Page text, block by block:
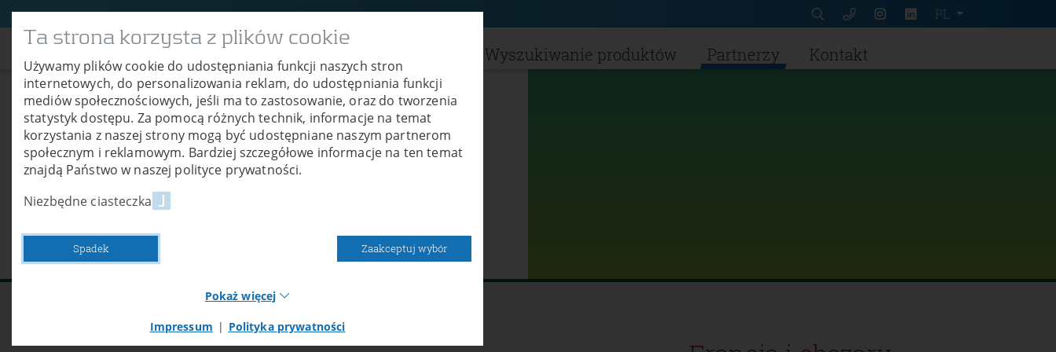
PL
Wyszukiwanie produktów Partnerzy Kontakt
EBERL Nasi
Partnerzy
Ta strona korzysta z plików cookie
Używamy plików cookie do udostępniania funkcji naszych stron
internetowych, do personalizowania reklam, do udostępniania funkcji
mediów społecznościowych, jeśli ma to zastosowanie, oraz do tworzenia
statystyk dostępu. Za pomocą różnych technik, informacje na temat
korzystania z naszej strony mogą być udostępniane naszym partnerom
społecznym i reklamowym. Bardziej szczegółowe informacje na ten temat
znajdą Państwo w naszej polityce prywatności.
Niezbędne ciasteczka
Spadek Zaakceptuj wybór
Pokaż więcej
Necessary cookies
Impressum | Polityka prywatności